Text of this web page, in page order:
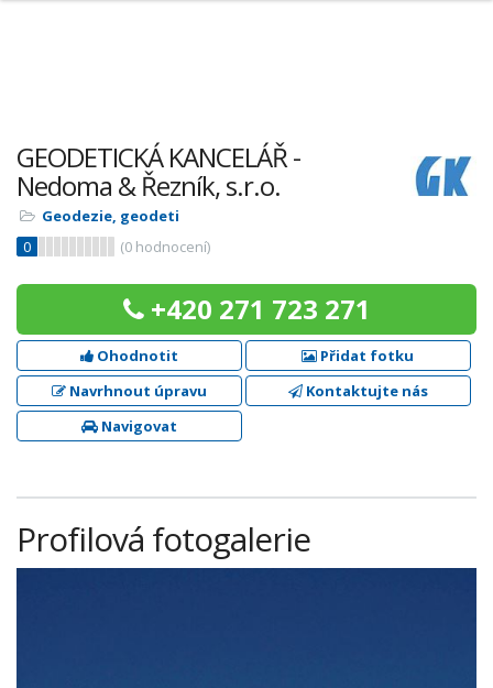
GEODETICKÁ KANCELÁŘ -
Nedoma & Řezník, s.r.o.
Geodezie, geodeti
0
(0 hodnocení)
+420 271 723 271
Ohodnotit
Přidat fotku
Navrhnout úpravu
Kontaktujte nás
Navigovat
Profilová fotogalerie